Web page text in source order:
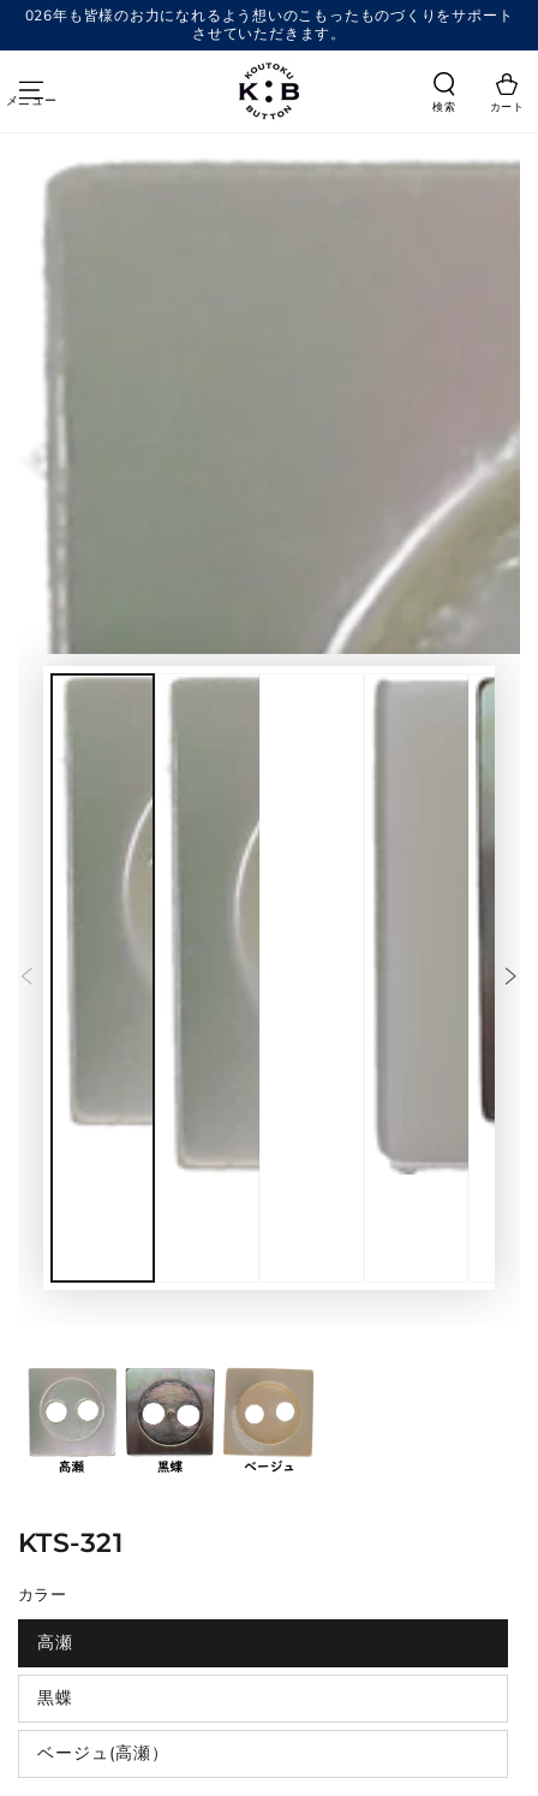
コンテンツにスキッ
026年も皆様のお力になれるよう想いのこもったものづくりをサポート
させていただきます。
メニュー 検索 カート
商品の情報にスキップする
KTS-321
カラー
高瀬
黒蝶
ベージュ(高瀬）